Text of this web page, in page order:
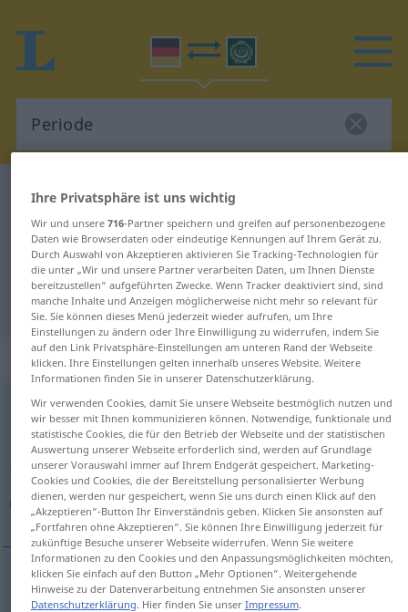
Deutsch-Arabisch Wörterbuch
Deutsch-Arabisch Übersetzung für
"Periode"
"Periode" Arabisch Übersetzung
„Periode“: Femininum
Periodef
Übersicht aller Übersetzungen
(Für mehr Details die Übersetzung anklicken/antippen)
فترة, عصر, حقبة, دورة, حقب, العادة الشهرية, عصور
فترة [fatra] Periode
Ihre Privatsphäre ist uns wichtig
Wir und unsere 716-Partner speichern und greifen auf personenbezogene
Daten wie Browserdaten oder eindeutige Kennungen auf Ihrem Gerät zu.
Durch Auswahl von Akzeptieren aktivieren Sie Tracking-Technologien für
die unter „Wir und unsere Partner verarbeiten Daten, um Ihnen Dienste
bereitzustellen“ aufgeführten Zwecke. Wenn Tracker deaktiviert sind, sind
manche Inhalte und Anzeigen möglicherweise nicht mehr so relevant für
Sie. Sie können dieses Menü jederzeit wieder aufrufen, um Ihre
Einstellungen zu ändern oder Ihre Einwilligung zu widerrufen, indem Sie
auf den Link Privatsphäre-Einstellungen am unteren Rand der Webseite
klicken. Ihre Einstellungen gelten innerhalb unseres Website. Weitere
Informationen finden Sie in unserer Datenschutzerklärung.
Wir verwenden Cookies, damit Sie unsere Webseite bestmöglich nutzen und
wir besser mit Ihnen kommunizieren können. Notwendige, funktionale und
statistische Cookies, die für den Betrieb der Webseite und der statistischen
Auswertung unserer Webseite erforderlich sind, werden auf Grundlage
unserer Vorauswahl immer auf Ihrem Endgerät gespeichert. Marketing-
Cookies und Cookies, die der Bereitstellung personalisierter Werbung
dienen, werden nur gespeichert, wenn Sie uns durch einen Klick auf den
„Akzeptieren“-Button Ihr Einverständnis geben. Klicken Sie ansonsten auf
„Fortfahren ohne Akzeptieren“. Sie können Ihre Einwilligung jederzeit für
zukünftige Besuche unserer Webseite widerrufen. Wenn Sie weitere
Informationen zu den Cookies und den Anpassungsmöglichkeiten möchten,
klicken Sie einfach auf den Button „Mehr Optionen“. Weitergehende
Hinweise zu der Datenverarbeitung entnehmen Sie ansonsten unserer
Datenschutzerklärung. Hier finden Sie unser Impressum.